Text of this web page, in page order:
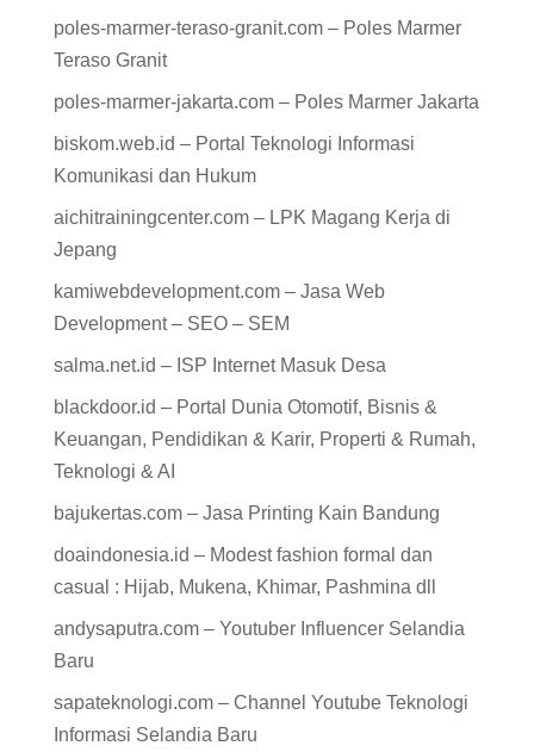
poles-marmer-teraso-granit.com – Poles Marmer
Teraso Granit
poles-marmer-jakarta.com – Poles Marmer Jakarta
biskom.web.id – Portal Teknologi Informasi
Komunikasi dan Hukum
aichitrainingcenter.com – LPK Magang Kerja di
Jepang
kamiwebdevelopment.com – Jasa Web
Development – SEO – SEM
salma.net.id – ISP Internet Masuk Desa
blackdoor.id – Portal Dunia Otomotif, Bisnis &
Keuangan, Pendidikan & Karir, Properti & Rumah,
Teknologi & AI
bajukertas.com – Jasa Printing Kain Bandung
doaindonesia.id – Modest fashion formal dan
casual : Hijab, Mukena, Khimar, Pashmina dll
andysaputra.com – Youtuber Influencer Selandia
Baru
sapateknologi.com – Channel Youtube Teknologi
Informasi Selandia Baru